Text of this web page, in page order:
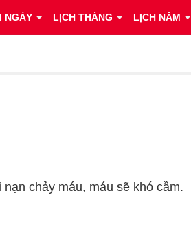
NGÀY LỊCH THÁNG LỊCH NĂM
chảy máu, máu sẽ khó cầm.